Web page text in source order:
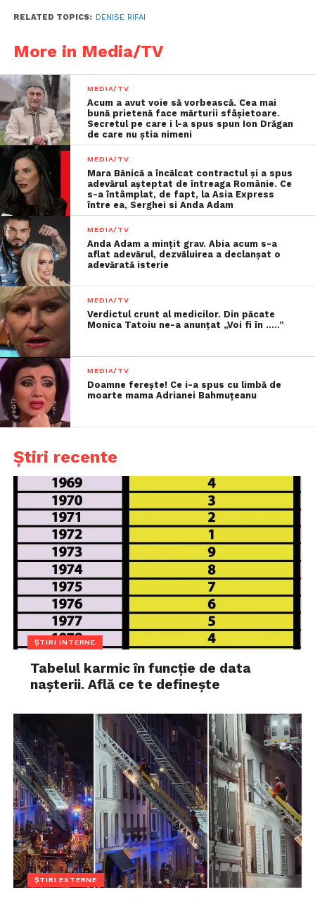
RELATED TOPICS: DENISE RIFAI
More in Media/TV
MEDIA/TV
Acum a avut voie să vorbească. Cea mai
bună prietenă face mărturii sfâşietoare.
Secretul pe care i l-a spus spun Ion Drăgan
de care nu știa nimeni
MEDIA/TV
Mara Bănică a încălcat contractul și a spus
adevărul așteptat de întreaga Românie. Ce
s-a întâmplat, de fapt, la Asia Express
între ea, Serghei si Anda Adam
MEDIA/TV
Anda Adam a mințit grav. Abia acum s-a
aflat adevărul, dezvăluirea a declanșat o
adevărată isterie
MEDIA/TV
Verdictul crunt al medicilor. Din păcate
Monica Tatoiu ne-a anunțat „Voi fi în …..”
MEDIA/TV
Doamne ferește! Ce i-a spus cu limbă de
moarte mama Adrianei Bahmuțeanu
Știri recente
ȘTIRI INTERNE
Tabelul karmic în funcție de data
nașterii. Află ce te definește
ȘTIRI EXTERNE